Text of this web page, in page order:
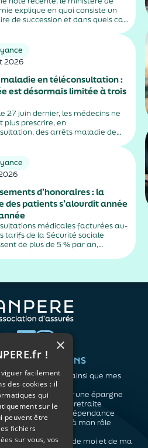
explique en quoi consiste un
de succession et dans quels cas
2026
en téléconsultation :
est désormais limitée à trois
27 juin dernier, les médecins ne
plus prescrire, en
des arrêts maladie de
et fiscales, s'inscrit dans un
plus...
d’honoraires : la
des patients s’alourdit année
médicales facturées au-
tarifs de la Sécurité sociale
de plus de 5 % par an,
par la montée en puissance des
VOS BESOINS
Me protéger ainsi que mes
proches
Me constituer une épargne
Préparer ma retraite
Anticiper la dépendance
Me préparer à mon rôle
d'aidant
Prendre soin de moi et de ma
×
!
facilement
des cookies : il
qui
sur le
peuvent être
fichiers
sur vous, vos